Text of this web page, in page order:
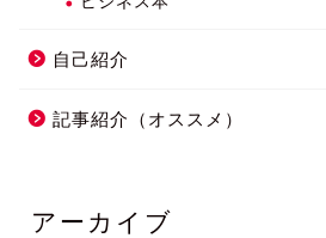
自己紹介
記事紹介（オススメ）
アーカイブ